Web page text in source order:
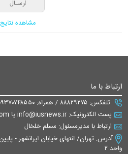
مشاهده نتایج
ارتباط با ما
تلفکس: ۸۸۸۲۹۲۷۵ / همراه: ۰۹۳۷۰۷۴۸۵۵۰
پست الکترونیک: info@iusnews.ir یا eiusnews@gmail.com
ارتباط با مدیرمسئول: مسلم خلخال
واحد ۲